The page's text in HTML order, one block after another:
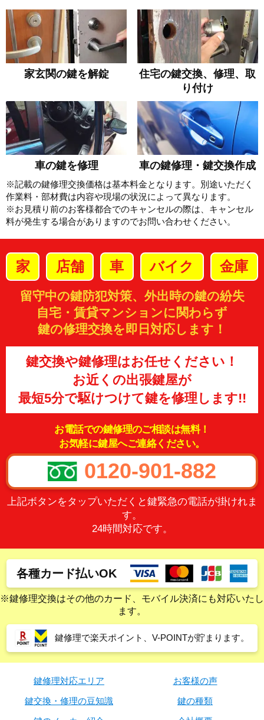
家玄関の鍵を解錠
住宅の鍵交換、修理、取
り付け
車の鍵を修理 車の鍵修理・鍵交換作成
※記載の鍵修理交換価格は基本料金となります。別途いただく
作業料・部材費は内容や現場の状況によって異なります。
※お見積り前のお客様都合でのキャンセルの際は、キャンセル
料が発生する場合がありますのでお問い合わせください。
家 店舗 車 バイク 金庫
留守中の鍵防犯対策、外出時の鍵の紛失
自宅・賃貸マンションに関わらず
鍵の修理交換を即日対応します！
鍵交換や鍵修理はお任せください！
お近くの出張鍵屋が
最短5分で駆けつけて鍵を修理します!!
お電話での鍵修理のご相談は無料！
お気軽に鍵屋へご連絡ください。
0120-901-882
上記ボタンをタップいただくと鍵緊急の電話が掛けれま
す。
24時間対応です。
各種カード払いOK
※鍵修理交換はその他のカード、モバイル決済にも対応いたし
ます。
鍵修理で楽天ポイント、V-POINTが貯まります。
鍵修理対応エリア
お客様の声
鍵交換・修理の豆知識
鍵の種類